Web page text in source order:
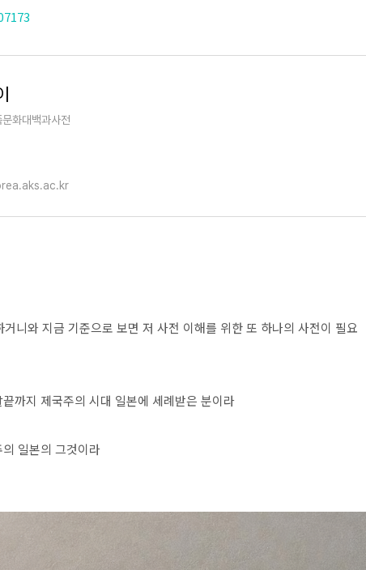
화대백과사전
니와 지금 기준으로 보면 저 사전 이해를 위한 또 하나의 사전이 필요
까지 제국주의 시대 일본에 세례받은 분이라
일본의 그것이라